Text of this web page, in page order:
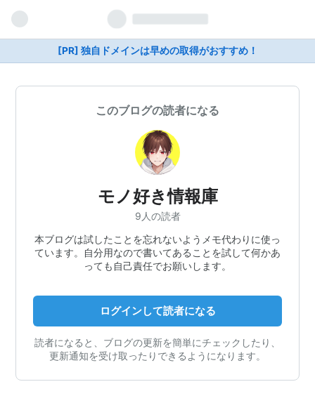
[PR] 独自ドメインは早めの取得がおすすめ！
このブログの読者になる
モノ好き情報庫
9人の読者
本ブログは試したことを忘れないようメモ代わりに使っ
ています。自分用なので書いてあることを試して何かあ
っても自己責任でお願いします。
ログインして読者になる
読者になると、ブログの更新を簡単にチェックしたり、
更新通知を受け取ったりできるようになります。